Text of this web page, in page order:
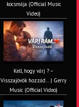
kocsmája (Official Music
Video)
Kell, hogy várj ? –
Visszajövök hozzád… | Gerry
Music (Official Video)